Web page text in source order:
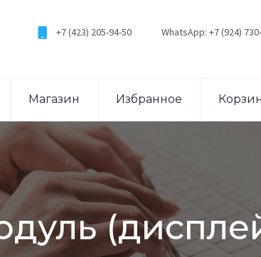
+7 (423) 205-94-50 WhatsApp: +7 (924)
Магазин Избранное